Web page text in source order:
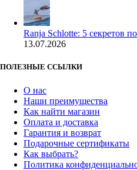
Ranja Schlotte: 5 секретов
13.07.2026
ПОЛЕЗНЫЕ ССЫЛКИ
О нас
Наши преимущества
Как найти магазин
Оплата и доставка
Гарантия и возврат
Подарочные сертификаты
Как выбрать?
Политика